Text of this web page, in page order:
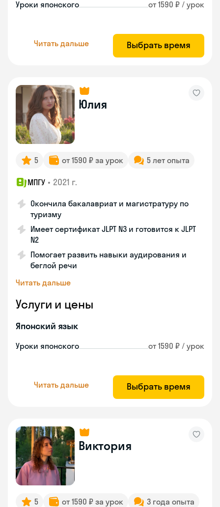
Уроки японского от 1590 ₽ / урок
Читать дальше Выбрать время
Юлия
5 от 1590 ₽ за урок 5 лет опыта
МПГУ • 2021 г.
Окончила бакалавриат и магистратуру по
туризму
Имеет сертификат JLPT N3 и готовится к JLPT
N2
Помогает развить навыки аудирования и
беглой речи
Читать дальше
Услуги и цены
Японский язык
Уроки японского от 1590 ₽ / урок
Читать дальше Выбрать время
Виктория
5 от 1590 ₽ за урок
3 года опыта